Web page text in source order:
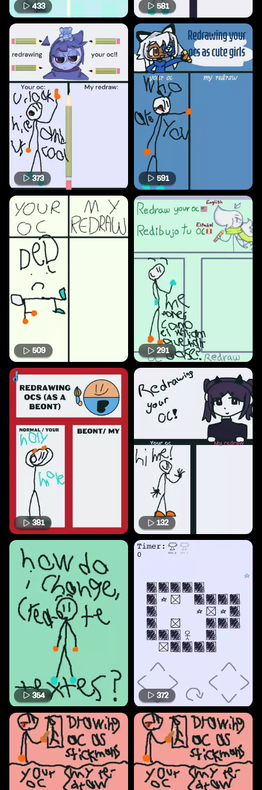
433 581
373 591
509 291
381 132
354 372